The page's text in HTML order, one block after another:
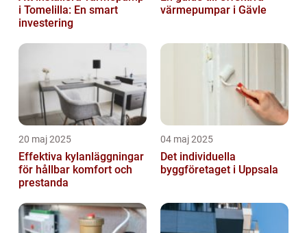
i Tomelilla: En smart
investering
värmepumpar i Gävle
20 maj 2025
Effektiva kylanläggningar
för hållbar komfort och
prestanda
04 maj 2025
Det individuella
byggföretaget i Uppsala